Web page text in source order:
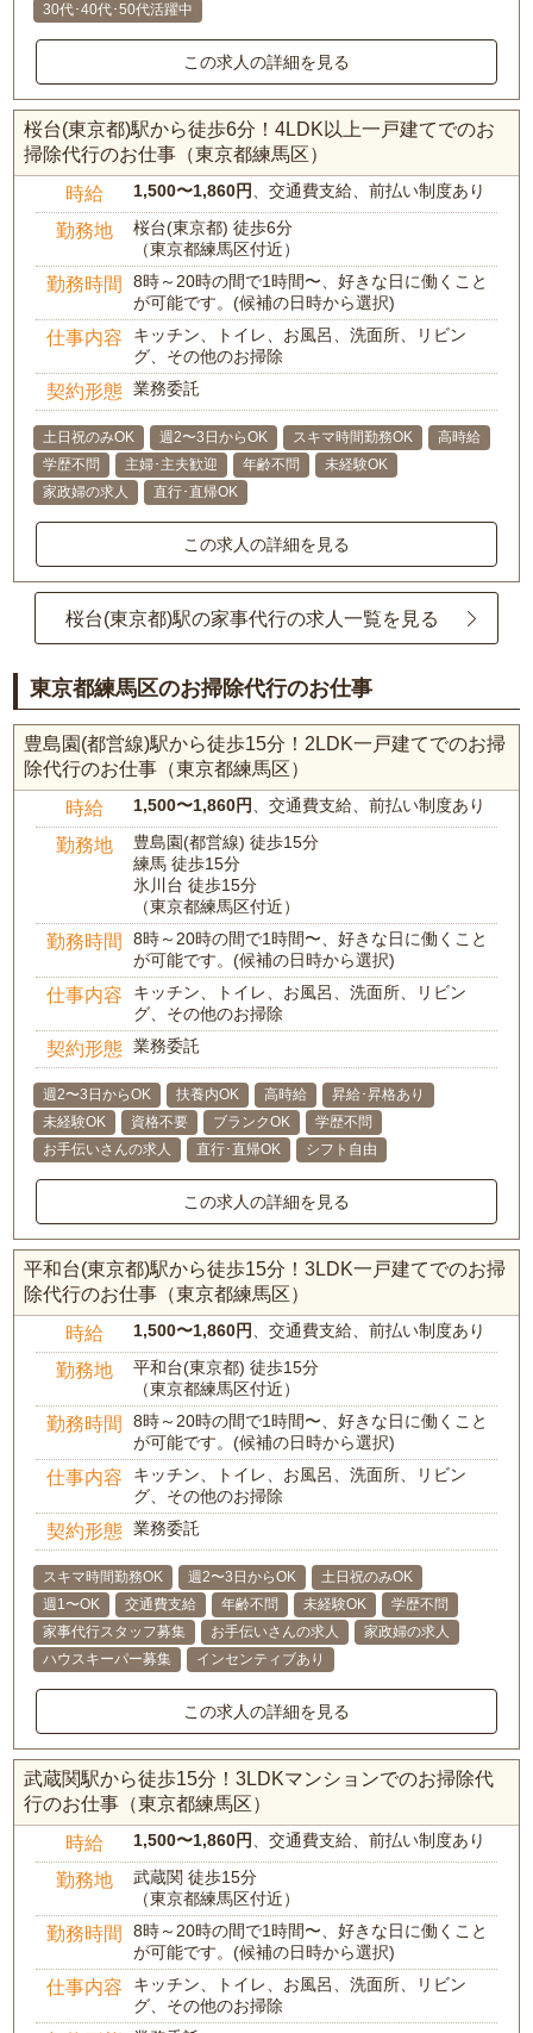
30代･40代･50代活躍中
この求人の詳細を見る
桜台(東京都)駅から徒歩6分！4LDK以上一戸建てでのお
掃除代行のお仕事（東京都練馬区）
時給 1,500〜1,860円、交通費支給、前払い制度あり
勤務地
桜台(東京都) 徒歩6分
（東京都練馬区付近）
勤務時間
8時～20時の間で1時間〜、好きな日に働くこと
が可能です。(候補の日時から選択)
仕事内容
キッチン、トイレ、お風呂、洗面所、リビン
グ、その他のお掃除
契約形態 業務委託
土日祝のみOK 週2〜3日からOK スキマ時間勤務OK
高時給
学歴不問
主婦･主夫歓迎 年齢不問
未経験OK
家政婦の求人
直行･直帰OK
この求人の詳細を見る
桜台(東京都)駅の家事代行の求人一覧を見る
東京都練馬区のお掃除代行のお仕事
豊島園(都営線)駅から徒歩15分！2LDK一戸建てでのお掃
除代行のお仕事（東京都練馬区）
時給 1,500〜1,860円 、交通費支給、前払い制度あり
勤務地
豊島園(都営線) 徒歩15分
練馬 徒歩15分
氷川台 徒歩15分
（東京都練馬区付近）
勤務時間
8時～20時の間で1時間〜、好きな日に働くこと
が可能です。(候補の日時から選択)
仕事内容
キッチン、トイレ、お風呂、洗面所、リビン
グ、その他のお掃除
契約形態 業務委託
週2〜3日からOK 扶養内OK 高時給
昇給･昇格あり
未経験OK
資格不要 ブランクOK
学歴不問
お手伝いさんの求人
直行･直帰OK シフト自由
この求人の詳細を見る
平和台(東京都)駅から徒歩15分！3LDK一戸建てでのお掃
除代行のお仕事（東京都練馬区）
時給 1,500〜1,860円 、交通費支給、前払い制度あり
勤務地
平和台(東京都) 徒歩15分
（東京都練馬区付近）
勤務時間
8時～20時の間で1時間〜、好きな日に働くこと
が可能です。(候補の日時から選択)
仕事内容
キッチン、トイレ、お風呂、洗面所、リビン
グ、その他のお掃除
契約形態 業務委託
スキマ時間勤務OK 週2〜3日からOK
土日祝のみOK
週1〜OK
交通費支給 年齢不問 未経験OK
学歴不問
家事代行スタッフ募集
お手伝いさんの求人
家政婦の求人
ハウスキーパー募集
インセンティブあり
この求人の詳細を見る
武蔵関駅から徒歩15分！3LDKマンションでのお掃除代
行のお仕事（東京都練馬区）
時給 1,500〜1,860円 、交通費支給、前払い制度あり
勤務地
武蔵関 徒歩15分
（東京都練馬区付近）
勤務時間
8時～20時の間で1時間〜、好きな日に働くこと
が可能です。(候補の日時から選択)
仕事内容
キッチン、トイレ、お風呂、洗面所、リビン
グ、その他のお掃除